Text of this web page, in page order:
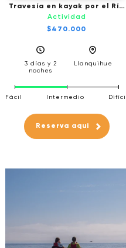
Travesía en kayak por el Río
Maullín - 3 días / 2 noches
Actividad
$470.000
3 días y 2
noches
Llanquihue
Fácil Intermedio Difícil
Reserva aqui